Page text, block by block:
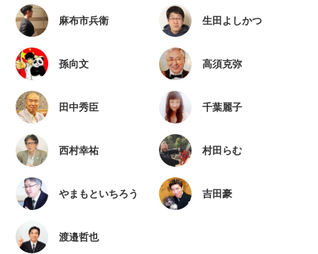
麻布市兵衛 生田よしかつ
孫向文 高須克弥
田中秀臣 千葉麗子
西村幸祐 村田らむ
やまもといちろう 吉田豪
渡邉哲也